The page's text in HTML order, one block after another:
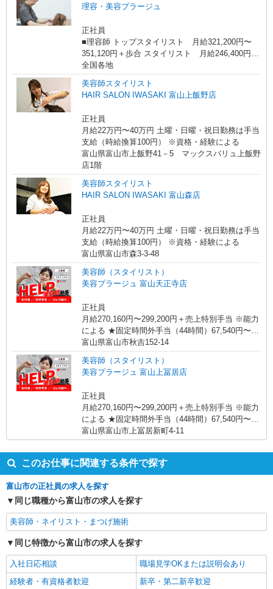
理容・美容プラージュ
正社員
■理容師 トップスタイリスト 月給321,200円〜
351,120円＋歩合 スタイリスト 月給246,400円〜
320,320円＋歩合 ■美容師 トップスタイリスト
月給270,160円〜299,200円＋売上特別手当 スタイ
リスト 月給237,600円〜269,280円＋売上特別手
当 ※経験・能力により異なる
全国各地
美容師スタイリスト
HAIR SALON IWASAKI 富山上飯野店
正社員
月給22万円〜40万円 土曜・日曜・祝日勤務は手当
支給（時給換算100円） ※資格・経験による
富山県富山市上飯野41－5 マックスバリュ上飯野
店1階
美容師スタイリスト
HAIR SALON IWASAKI 富山森店
正社員
月給22万円〜40万円 土曜・日曜・祝日勤務は手当
支給（時給換算100円） ※資格・経験による
富山県富山市森3-3-48
美容師（スタイリスト）
美容プラージュ 富山天正寺店
正社員
月給270,160円〜299,200円＋売上特別手当 ※能力
による ★固定時間外手当（44時間）67,540円〜
74,800円（勤務地による）含む。超過分別途支
給。 ※特別条項付協定締結済 ★月給例 休日出勤
含む25日出社の場合 トップスタイリスト（20代
入社4年） 月給59.7万円/固定給270,160円＋特別手
当0円〜382,000円（2025年4月給与参考） ・売上
特別手当は店舗売上に応じて支給 ※万が一、最低
賃金を下回る場合は調整手当で補填します。
富山県富山市秋吉152-14
美容師（スタイリスト）
美容プラージュ 富山上冨居店
正社員
月給270,160円〜299,200円＋売上特別手当 ※能力
による ★固定時間外手当（44時間）67,540円〜
74,800円（勤務地による）含む。超過分別途支
給。 ※特別条項付協定締結済 ★月給例 休日出勤
含む25日出社の場合 トップスタイリスト（20代
入社4年） 月給59.7万円/固定給270,160円＋特別手
当258,840円＋その他手当68,000円 ・売上特別手
当0円〜382,000円（2025年4月給与参考） ・売上
特別手当は店舗売上に応じて支給 ※万が一、最低
賃金を下回る場合は調整手当で補填します。
富山県富山市上冨居新町4-11
このお仕事に関連する条件で探す
富山市の正社員の求人を探す
同じ職種から富山市の求人を探す
美容師・ネイリスト・まつげ施術
同じ特徴から富山市の求人を探す
入社日応相談
職場見学OKまたは説明会あり
経験者・有資格者歓迎
新卒・第二新卒歓迎